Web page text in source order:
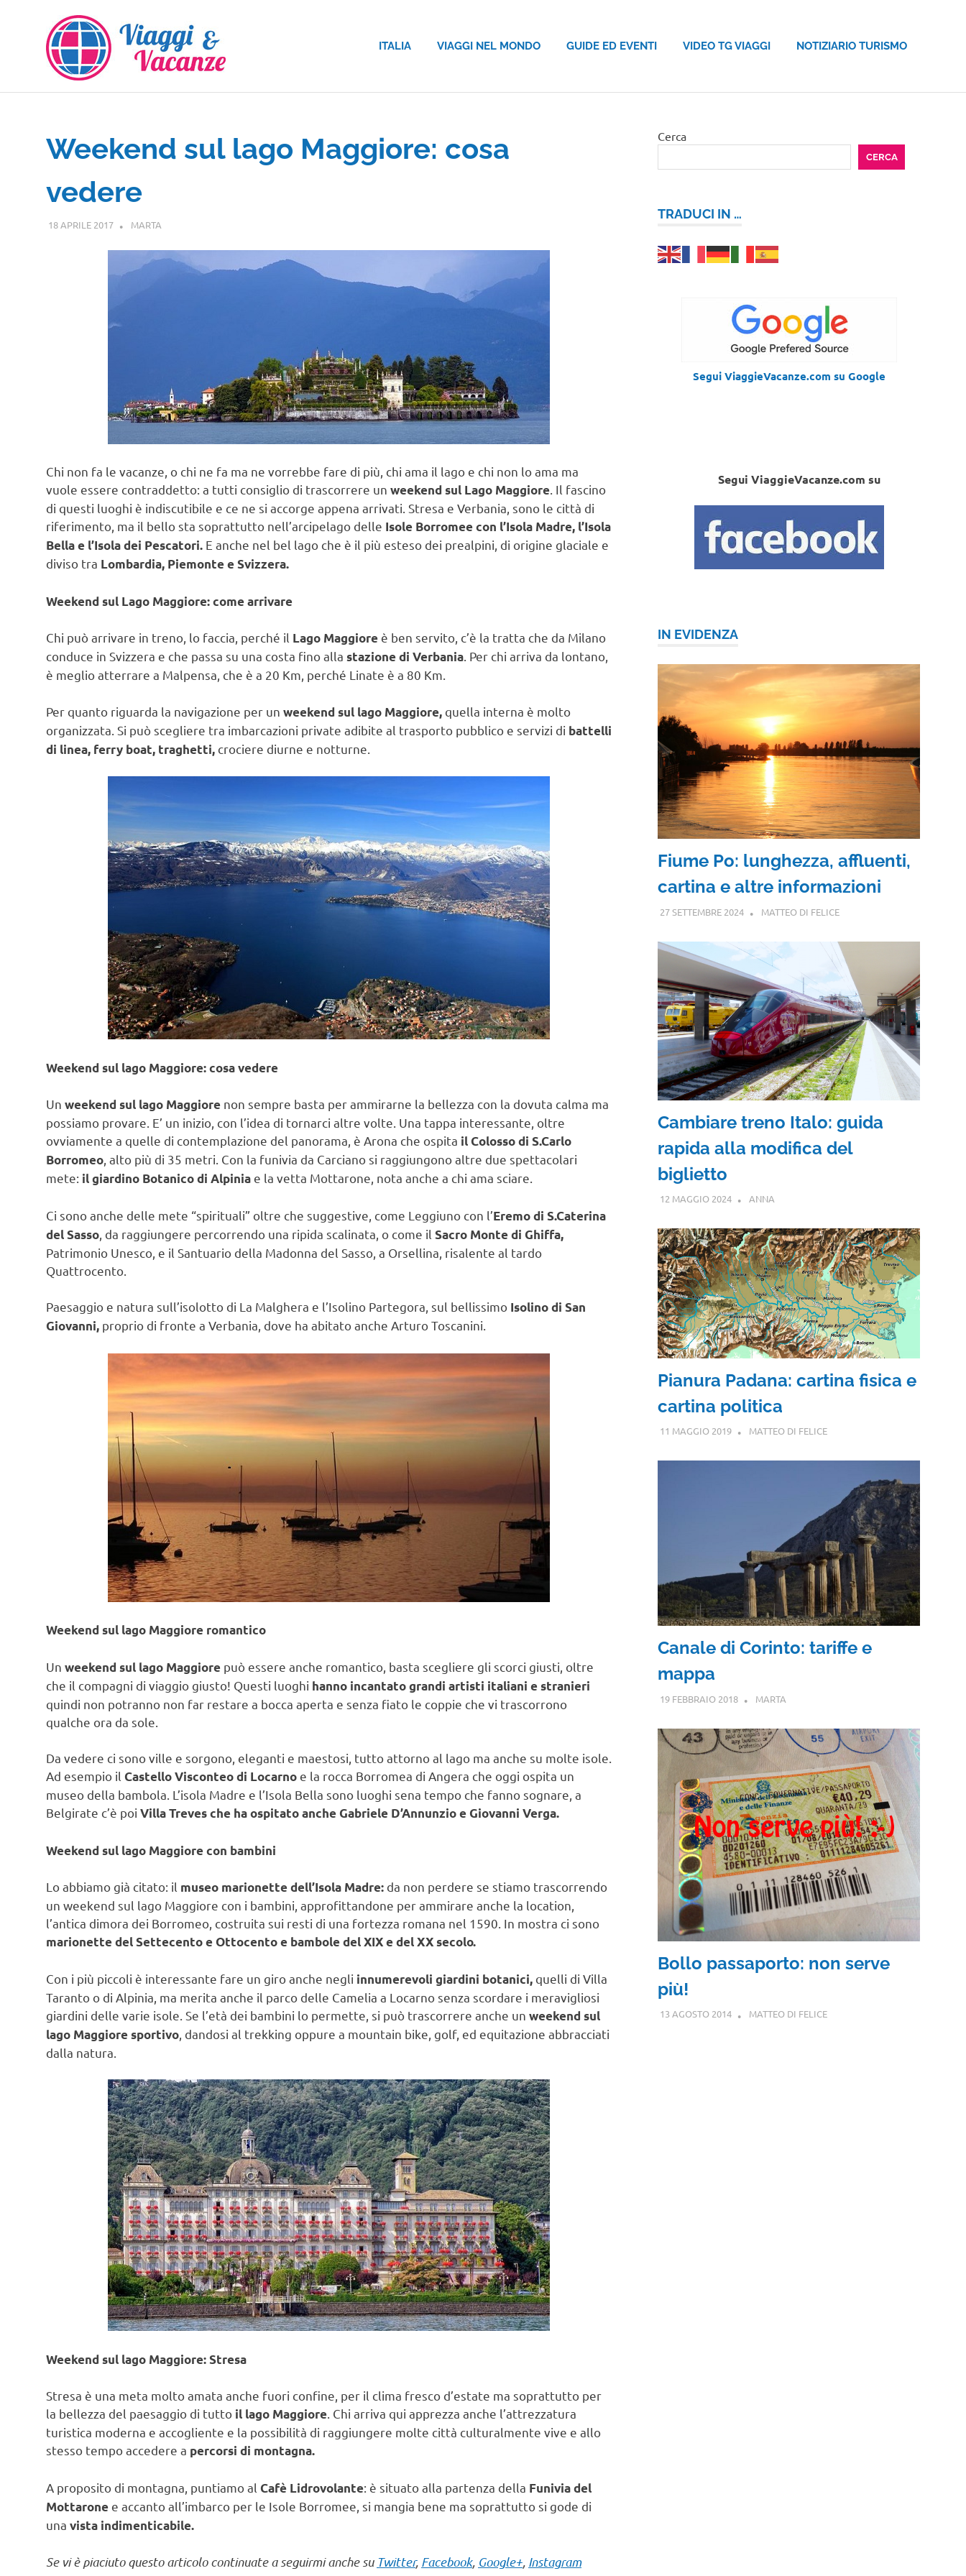
contenuto
ITALIA VIAGGI NEL MONDO GUIDE ED EVENTI VIDEO TG VIAGGI NOTIZIARIO TURISMO
Weekend sul lago Maggiore: cosa
vedere
18 APRILE 2017 MARTA
Chi non fa le vacanze, o chi ne fa ma ne vorrebbe fare di più, chi ama il lago e chi non lo ama ma
vuole essere contraddetto: a tutti consiglio di trascorrere un weekend sul Lago Maggiore. Il fascino
di questi luoghi è indiscutibile e ce ne si accorge appena arrivati. Stresa e Verbania, sono le città di
riferimento, ma il bello sta soprattutto nell’arcipelago delle Isole Borromee con l’Isola Madre, l’Isola
Bella e l’Isola dei Pescatori. E anche nel bel lago che è il più esteso dei prealpini, di origine glaciale e
diviso tra Lombardia, Piemonte e Svizzera.
Weekend sul Lago Maggiore: come arrivare
Chi può arrivare in treno, lo faccia, perché il Lago Maggiore è ben servito, c’è la tratta che da Milano
conduce in Svizzera e che passa su una costa fino alla stazione di Verbania. Per chi arriva da lontano,
è meglio atterrare a Malpensa, che è a 20 Km, perché Linate è a 80 Km.
Per quanto riguarda la navigazione per un weekend sul lago Maggiore, quella interna è molto
organizzata. Si può scegliere tra imbarcazioni private adibite al trasporto pubblico e servizi di battelli
di linea, ferry boat, traghetti, crociere diurne e notturne.
Weekend sul lago Maggiore: cosa vedere
Un weekend sul lago Maggiore non sempre basta per ammirarne la bellezza con la dovuta calma ma
possiamo provare. E’ un inizio, con l’idea di tornarci altre volte. Una tappa interessante, oltre
ovviamente a quelle di contemplazione del panorama, è Arona che ospita il Colosso di S.Carlo
Borromeo, alto più di 35 metri. Con la funivia da Carciano si raggiungono altre due spettacolari
mete: il giardino Botanico di Alpinia e la vetta Mottarone, nota anche a chi ama sciare.
Ci sono anche delle mete “spirituali” oltre che suggestive, come Leggiuno con l’Eremo di S.Caterina
del Sasso , da raggiungere percorrendo una ripida scalinata, o come il Sacro Monte di Ghiffa,
Patrimonio Unesco, e il Santuario della Madonna del Sasso, a Orsellina, risalente al tardo
Quattrocento.
Paesaggio e natura sull’isolotto di La Malghera e l’Isolino Partegora, sul bellissimo Isolino di San
Giovanni, proprio di fronte a Verbania, dove ha abitato anche Arturo Toscanini.
Weekend sul lago Maggiore romantico
Un weekend sul lago Maggiore può essere anche romantico, basta scegliere gli scorci giusti, oltre
che il compagni di viaggio giusto! Questi luoghi hanno incantato grandi artisti italiani e stranieri
quindi non potranno non far restare a bocca aperta e senza fiato le coppie che vi trascorrono
qualche ora da sole.
Da vedere ci sono ville e sorgono, eleganti e maestosi, tutto attorno al lago ma anche su molte isole.
Ad esempio il Castello Visconteo di Locarno e la rocca Borromea di Angera che oggi ospita un
museo della bambola. L’isola Madre e l’Isola Bella sono luoghi sena tempo che fanno sognare, a
Belgirate c’è poi Villa Treves che ha ospitato anche Gabriele D’Annunzio e Giovanni Verga.
Weekend sul lago Maggiore con bambini
Lo abbiamo già citato: il museo marionette dell’Isola Madre: da non perdere se stiamo trascorrendo
un weekend sul lago Maggiore con i bambini, approfittandone per ammirare anche la location,
l’antica dimora dei Borromeo, costruita sui resti di una fortezza romana nel 1590. In mostra ci sono
marionette del Settecento e Ottocento e bambole del XIX e del XX secolo.
Con i più piccoli è interessante fare un giro anche negli innumerevoli giardini botanici, quelli di Villa
Taranto o di Alpinia, ma merita anche il parco delle Camelia a Locarno senza scordare i meravigliosi
giardini delle varie isole. Se l’età dei bambini lo permette, si può trascorrere anche un weekend sul
lago Maggiore sportivo , dandosi al trekking oppure a mountain bike, golf, ed equitazione abbracciati
dalla natura.
Weekend sul lago Maggiore: Stresa
Stresa è una meta molto amata anche fuori confine, per il clima fresco d’estate ma soprattutto per
la bellezza del paesaggio di tutto il lago Maggiore. Chi arriva qui apprezza anche l’attrezzatura
turistica moderna e accogliente e la possibilità di raggiungere molte città culturalmente vive e allo
stesso tempo accedere a percorsi di montagna.
A proposito di montagna, puntiamo al Cafè Lidrovolante: è situato alla partenza della Funivia del
Mottarone e accanto all’imbarco per le Isole Borromee, si mangia bene ma soprattutto si gode di
una vista indimenticabile.
Se vi è piaciuto questo articolo continuate a seguirmi anche su Twitter, Facebook, Google+, Instagram
Cerca
CERCA
TRADUCI IN …
Segui ViaggieVacanze.com su Google
Segui ViaggieVacanze.com su
IN EVIDENZA
Fiume Po: lunghezza, affluenti,
cartina e altre informazioni
27 SETTEMBRE 2024 MATTEO DI FELICE
Cambiare treno Italo: guida
rapida alla modifica del
biglietto
12 MAGGIO 2024 ANNA
Pianura Padana: cartina fisica e
cartina politica
11 MAGGIO 2019 MATTEO DI FELICE
Canale di Corinto: tariffe e
mappa
19 FEBBRAIO 2018 MARTA
Bollo passaporto: non serve
più!
13 AGOSTO 2014 MATTEO DI FELICE